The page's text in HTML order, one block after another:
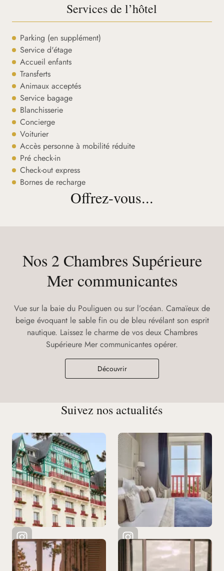
Services de l’hôtel
Parking (en supplément)
Service d'étage
Accueil enfants
Transferts
Animaux acceptés
Service bagage
Blanchisserie
Concierge
Voiturier
Accès personne à mobilité réduite
Pré check-in
Check-out express
Bornes de recharge
Offrez-vous...
Nos 2 Chambres Supérieure
Mer communicantes
Vue sur la baie du Pouliguen ou sur l’océan. Camaïeux de
beige évoquant le sable fin ou de bleu révélant son esprit
nautique. Laissez le charme de vos deux Chambres
Supérieure Mer communicantes opérer.
Découvrir
Suivez nos actualités